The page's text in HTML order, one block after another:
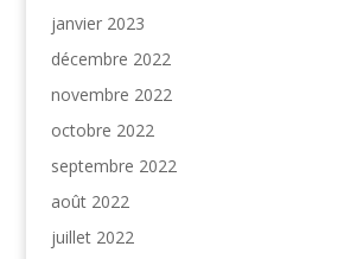
janvier 2023
décembre 2022
novembre 2022
octobre 2022
septembre 2022
août 2022
juillet 2022